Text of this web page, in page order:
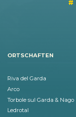
ORTSCHAFTEN
Riva del Garda
Arco
Torbole sul Garda & Nago
Ledrotal